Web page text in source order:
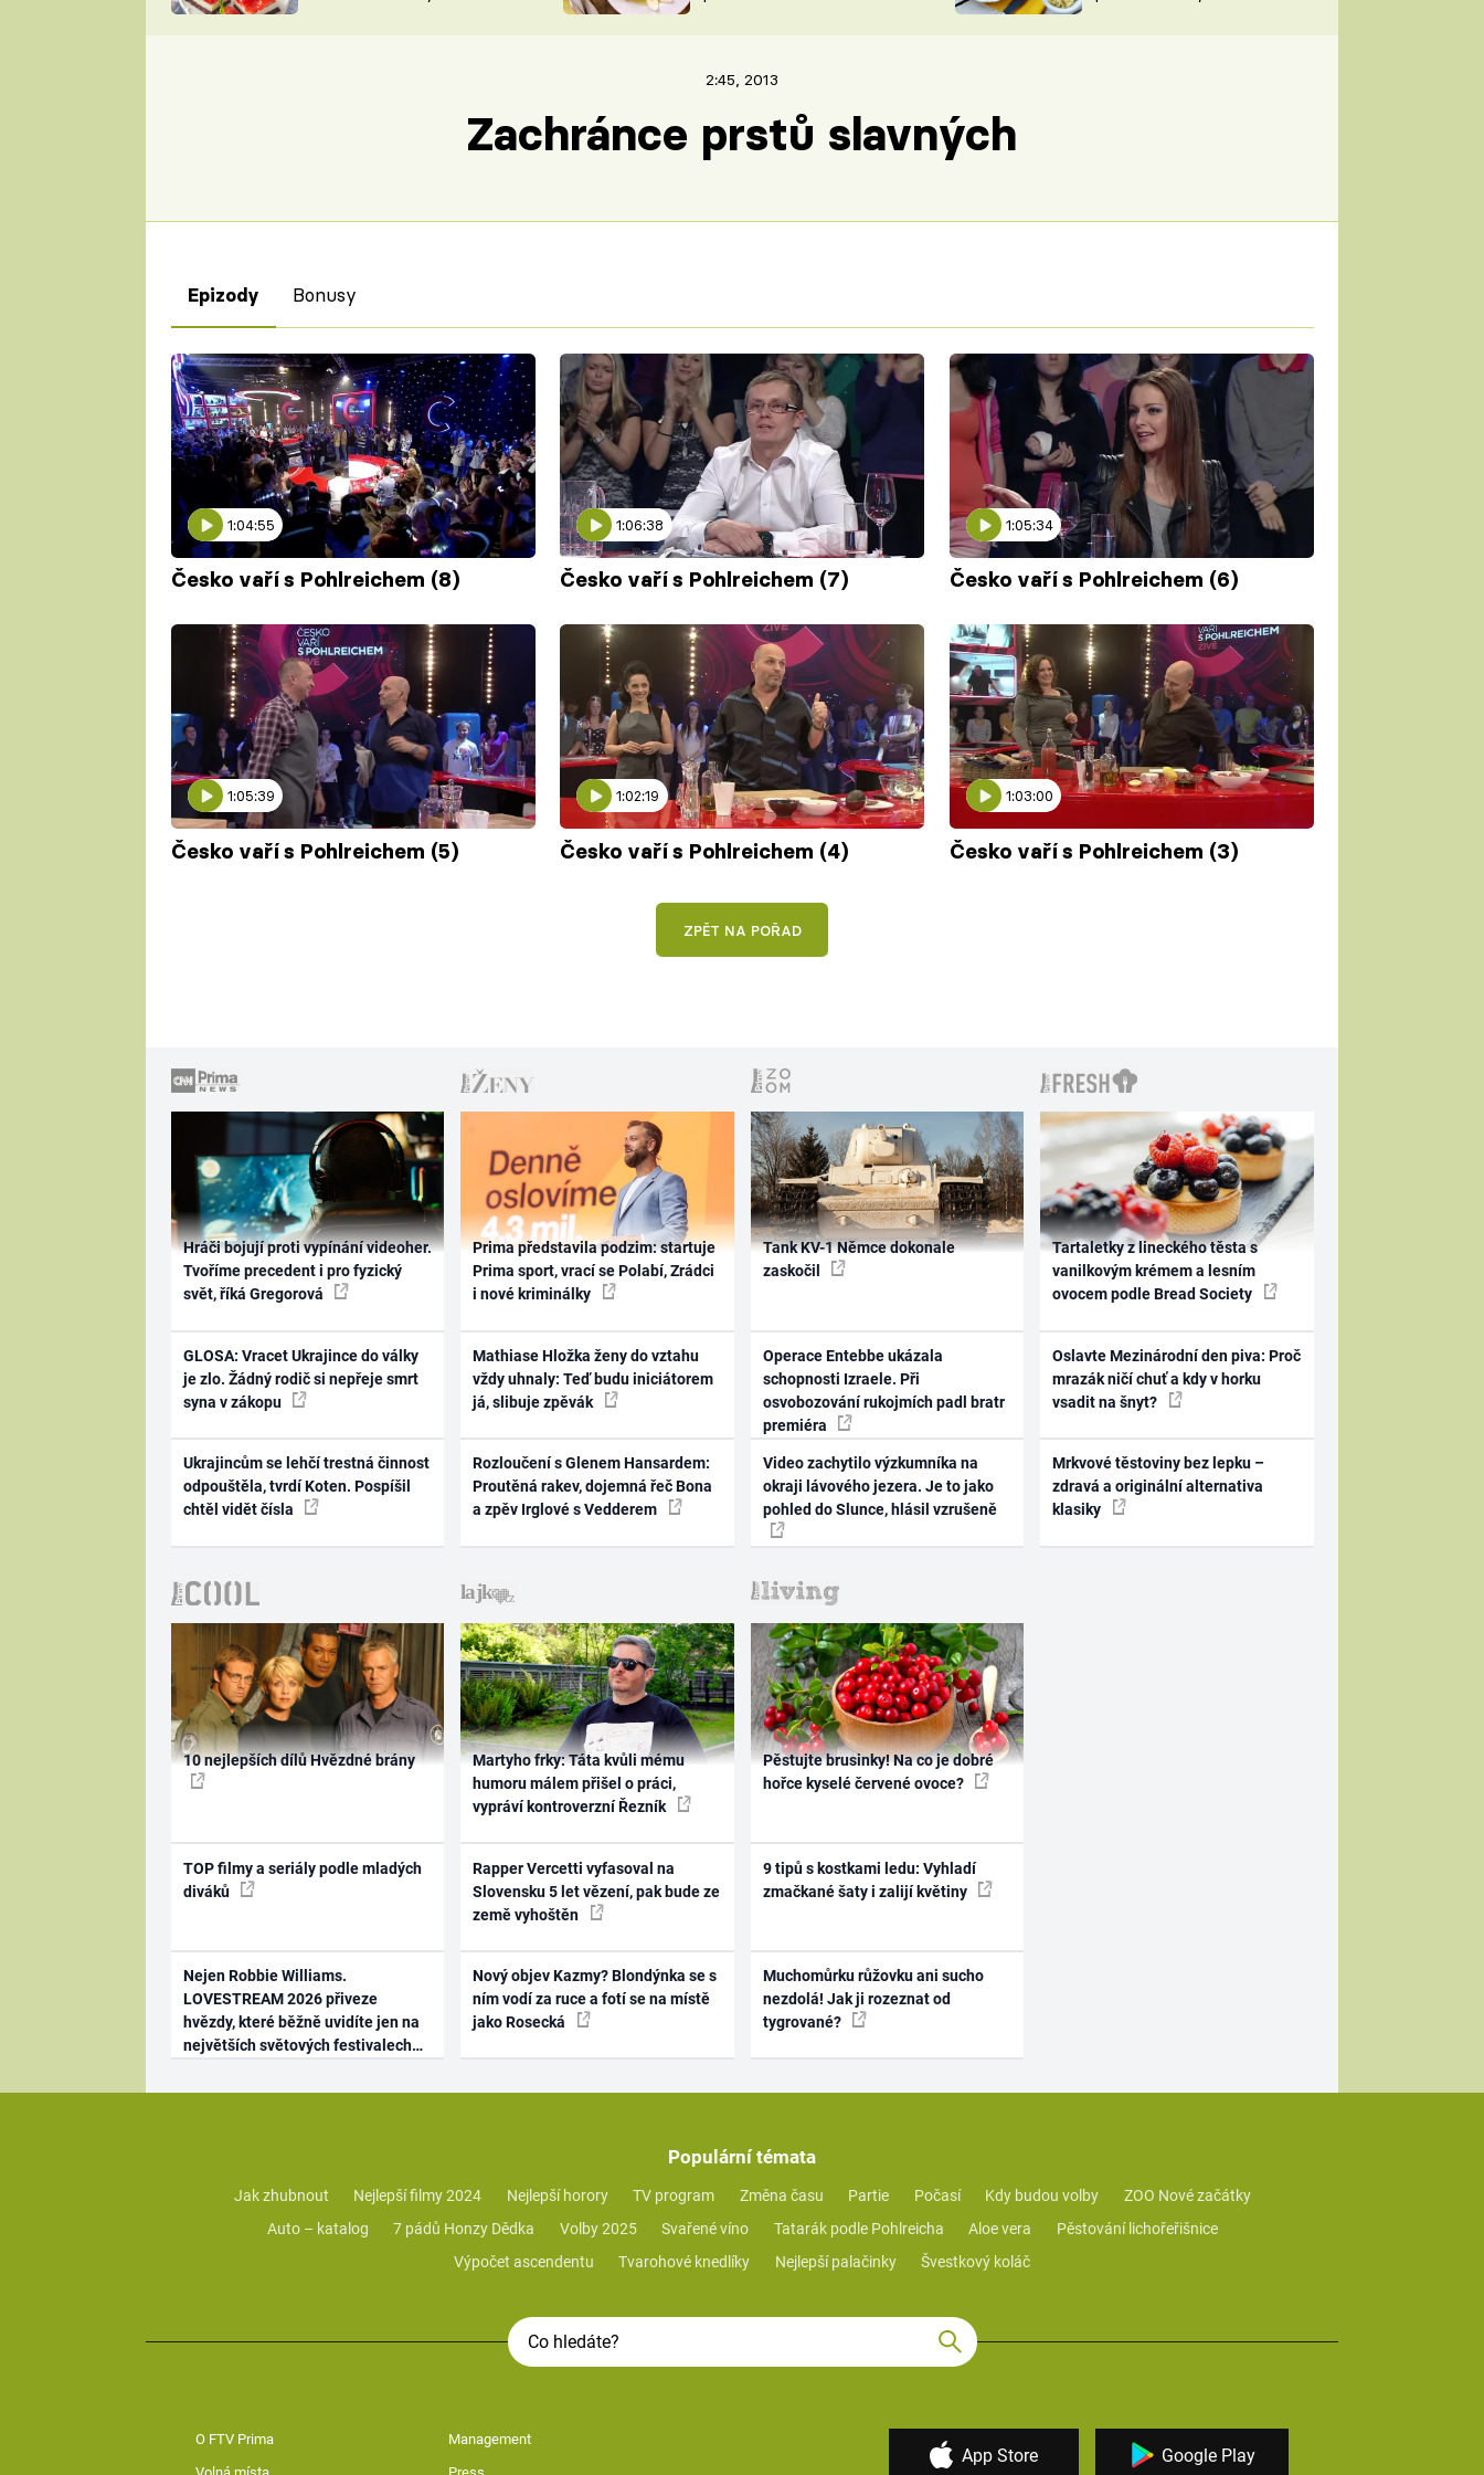
NA NÁKUPECH
ŠÉFREDAKTORKY
2:45, 2013
Zachránce prstů slavných
Epizody Bonusy
1:04:55
Česko vaří s Pohlreichem (8)
1:06:38
Česko vaří s Pohlreichem (7)
1:05:34
Česko vaří s Pohlreichem (6)
1:05:39
Česko vaří s Pohlreichem (5)
1:02:19
Česko vaří s Pohlreichem (4)
1:03:00
Česko vaří s Pohlreichem (3)
ZPĚT NA POŘAD
Hráči bojují proti vypínání videoher.
Tvoříme precedent i pro fyzický
svět, říká Gregorová
GLOSA: Vracet Ukrajince do války
je zlo. Žádný rodič si nepřeje smrt
syna v zákopu
Ukrajincům se lehčí trestná činnost
odpouštěla, tvrdí Koten. Pospíšil
chtěl vidět čísla
Prima představila podzim: startuje
Prima sport, vrací se Polabí, Zrádci
i nové kriminálky
Mathiase Hložka ženy do vztahu
vždy uhnaly: Teď budu iniciátorem
já, slibuje zpěvák
Rozloučení s Glenem Hansardem:
Proutěná rakev, dojemná řeč Bona
a zpěv Irglové s Vedderem
Tank KV-1 Němce dokonale
zaskočil
Operace Entebbe ukázala
schopnosti Izraele. Při
osvobozování rukojmích padl bratr
premiéra
Video zachytilo výzkumníka na
okraji lávového jezera. Je to jako
pohled do Slunce, hlásil vzrušeně
Tartaletky z lineckého těsta s
vanilkovým krémem a lesním
ovocem podle Bread Society
Oslavte Mezinárodní den piva: Proč
mrazák ničí chuť a kdy v horku
vsadit na šnyt?
Mrkvové těstoviny bez lepku –
zdravá a originální alternativa
klasiky
10 nejlepších dílů Hvězdné brány
TOP filmy a seriály podle mladých
diváků
Nejen Robbie Williams.
LOVESTREAM 2026 přiveze
hvězdy, které běžně uvidíte jen na
největších světových festivalech
Martyho frky: Táta kvůli mému
humoru málem přišel o práci,
vypráví kontroverzní Řezník
Rapper Vercetti vyfasoval na
Slovensku 5 let vězení, pak bude ze
země vyhoštěn
Nový objev Kazmy? Blondýnka se s
ním vodí za ruce a fotí se na místě
jako Rosecká
Pěstujte brusinky! Na co je dobré
hořce kyselé červené ovoce?
9 tipů s kostkami ledu: Vyhladí
zmačkané šaty i zalijí květiny
Muchomůrku růžovku ani sucho
nezdolá! Jak ji rozeznat od
tygrované?
Populární témata
Jak zhubnout Nejlepší filmy 2024 Nejlepší horory TV program Změna času Partie Počasí Kdy budou volby
ZOO Nové začátky
Auto – katalog
7 pádů Honzy Dědka Volby 2025 Svařené víno Tatarák podle Pohlreicha Aloe vera
Pěstování lichořeřišnice
Výpočet ascendentu
Tvarohové knedlíky Nejlepší palačinky Švestkový koláč
O FTV Prima Management
App Store Google Play